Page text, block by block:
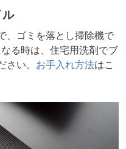
ル
、ゴミを落とし掃除機で
る時は、住宅用洗剤でブ
さい。 お手入れ方法はこ